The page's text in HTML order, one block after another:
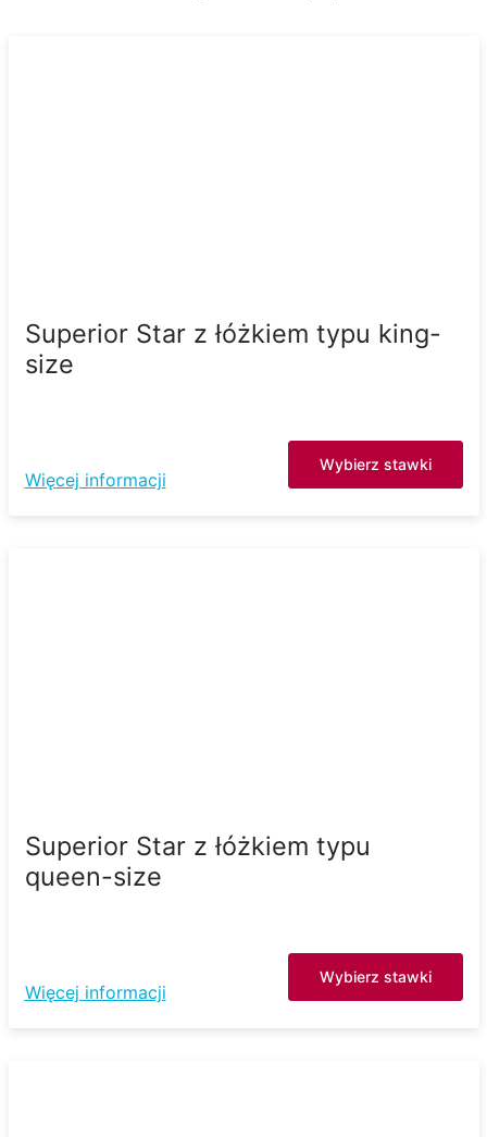
Superior Star z łóżkiem typu king-
size
Więcej informacji
Wybierz stawki
Superior Star z łóżkiem typu
queen-size
Więcej informacji
Wybierz stawki